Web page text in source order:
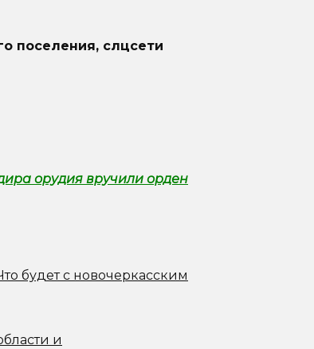
поселения, слцсети
орудия вручили орден
будет с новочеркасским
и